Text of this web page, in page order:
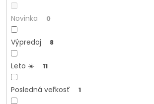
Novinka 0
Výpredaj 8
Leto ☀️ 11
Posledná veľkosť 1